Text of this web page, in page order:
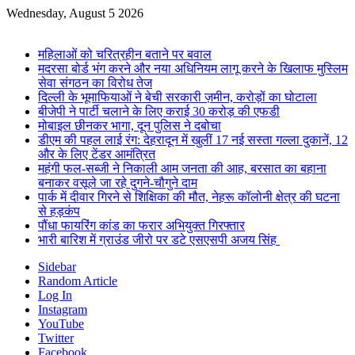
Wednesday, August 5 2026
महिलाओं को चरित्रहीन बताने पर बवाल
मदरसा बोर्ड भंग करने और नया अधिनियम लागू करने के खिलाफ मुस्लिम
सेवा संगठन का विरोध तेज
दिल्ली के भूमाफियाओं ने बेची सरकारी ज़मीन, करोड़ों का घोटाला
बीजेपी ने पार्टी चलाने के लिए कराई 30 करोड़ की एफडी
मोबाइल छीनकर भागा, दून पुलिस ने दबोचा
डीएम की पहल लाई रंग: देहरादून में खुलीं 17 नई सस्ता गल्ला दुकानें, 12
और के लिए टेंडर आमंत्रित
महंगी फल-सब्जी ने निकाली आम जनता की आह, बरसात का बहाना
बनाकर वसूले जा रहे दुगने-चौगुने दाम
पार्क में दीवार गिरने से शिक्षिका की मौत, नेहरू कॉलोनी क्षेत्र की घटना
से हड़कंप
पौंधा फायरिंग कांड का फरार अभियुक्त गिरफ्तार
भारी बारिश में ग्राउंड जीरो पर डटे एसएसपी अजय सिंह
Sidebar
Random Article
Log In
Instagram
YouTube
Twitter
Facebook